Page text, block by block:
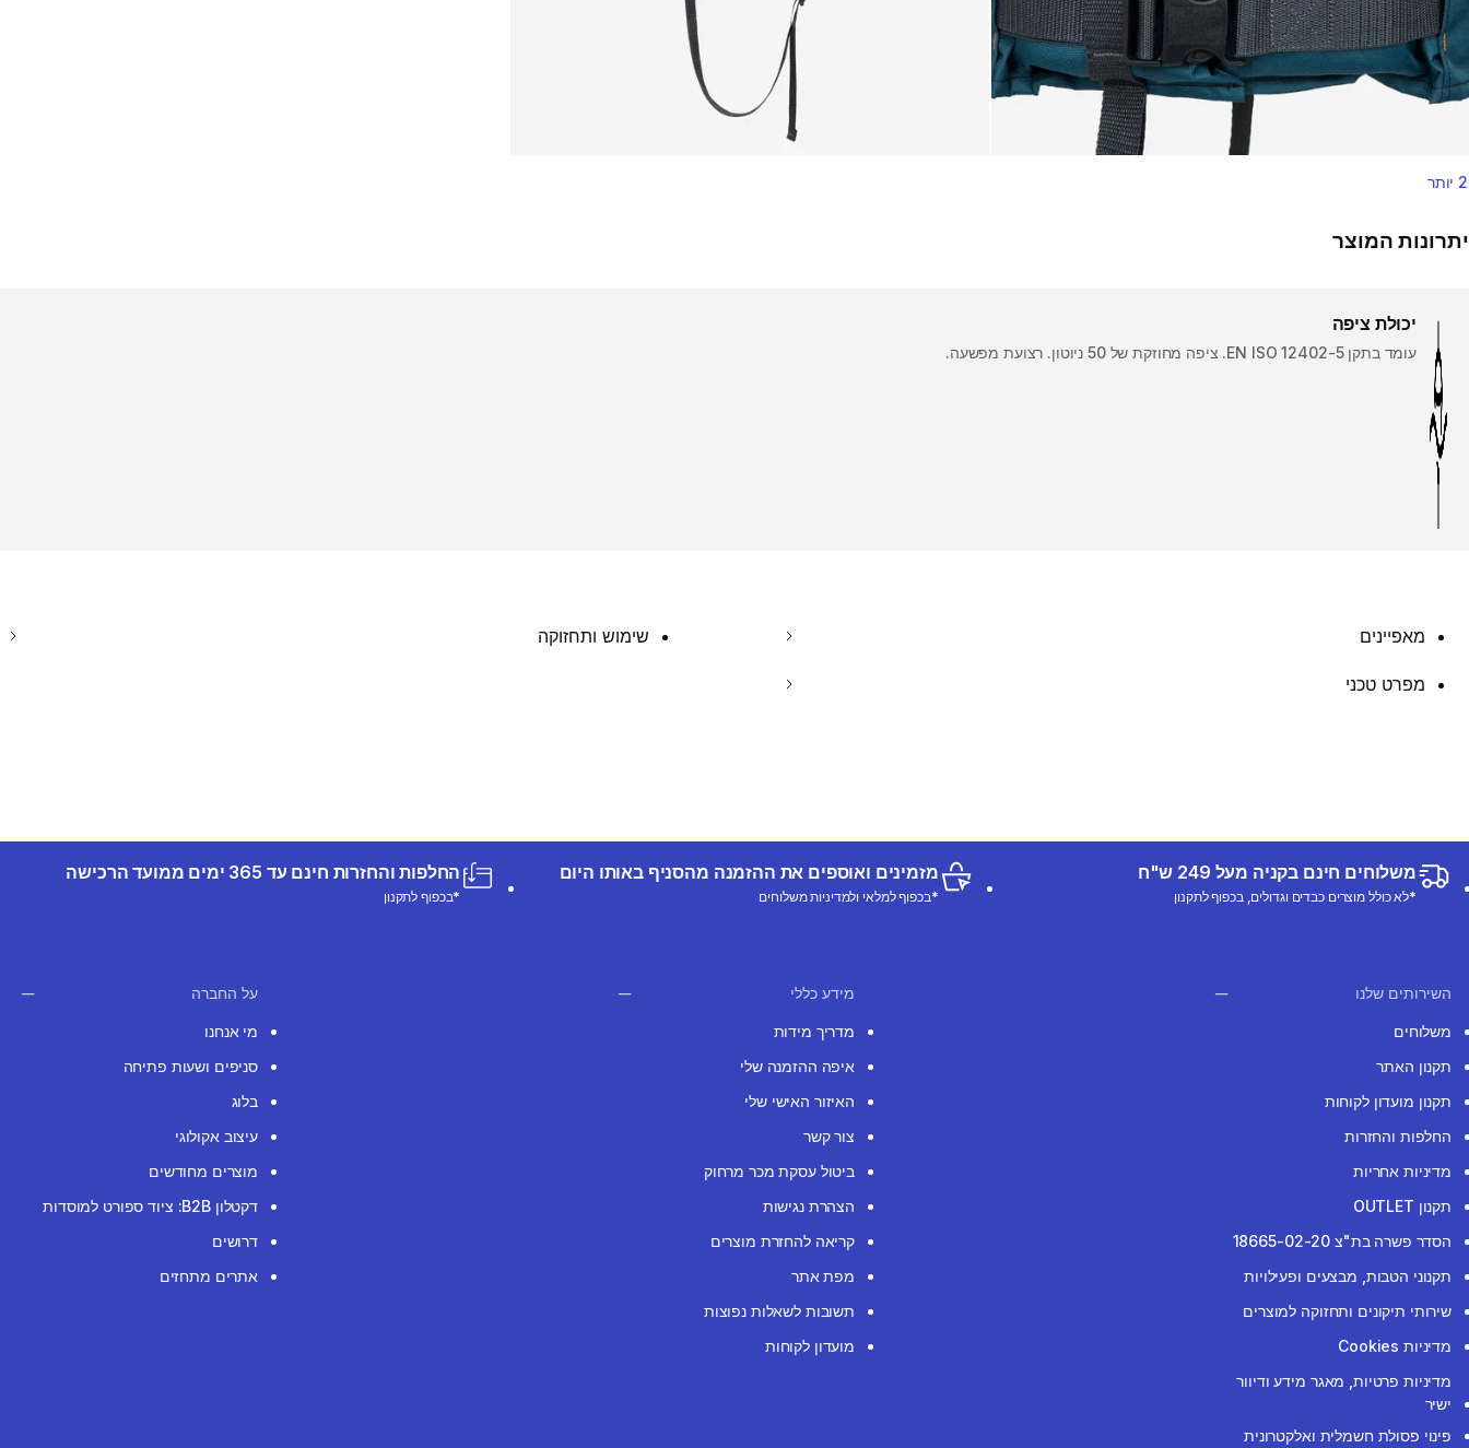
2 יותר
יתרונות המוצר
יכולת ציפה
עומד בתקן EN ISO 12402-5. ציפה מחוזקת של 50 ניוטון. רצועת מפשעה.
מאפיינים שימוש ותחזוקה
מפרט טכני
משלוחים חינם בקניה מעל 249 ש"ח
*לא כולל מוצרים כבדים וגדולים, בכפוף לתקנון
מזמינים ואוספים את ההזמנה מהסניף באותו היום
*בכפוף למלאי ולמדיניות משלוחים
החלפות והחזרות חינם עד 365 ימים ממועד הרכישה
*בכפוף לתקנון
השירותים שלנו
משלוחים
תקנון האתר
תקנון מועדון לקוחות
החלפות והחזרות
מדיניות אחריות
תקנון OUTLET
הסדר פשרה בת"צ 18665-02-20
תקנוני הטבות, מבצעים ופעילויות
שירותי תיקונים ותחזוקה למוצרים
מדיניות Cookies
מדיניות פרטיות, מאגר מידע ודיוור
ישיר
פינוי פסולת חשמלית ואלקטרונית
מידע כללי
מדריך מידות
איפה ההזמנה שלי
האיזור האישי שלי
צור קשר
ביטול עסקת מכר מרחוק
הצהרת נגישות
קריאה להחזרת מוצרים
מפת אתר
תשובות לשאלות נפוצות
מועדון לקוחות
על החברה
מי אנחנו
סניפים ושעות פתיחה
בלוג
עיצוב אקולוגי
מוצרים מחודשים
דקטלון B2B: ציוד ספורט למוסדות
דרושים
אתרים מתחזים